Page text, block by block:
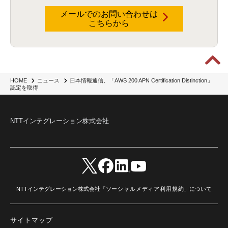
HOME ニュース
日本情報通信、「AWS 200 APN Certification Distinction」
認定を取得
メールでのお問い合わせは
こちらから
NTTインテグレーション株式会社
NTTインテグレーション株式会社「ソーシャルメディア利用規約 」について
サイトマップ